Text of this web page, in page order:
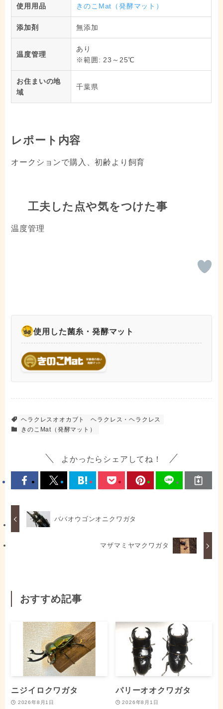
使用用品 きのこMat（発酵マット）
添加剤 無添加
温度管理
あり
※範囲: 23～25℃
お住まいの地
域
千葉県
レポート内容
オークションで購入、初齢より飼育
工夫した点や気をつけた事
温度管理
使用した菌糸・発酵マット
ヘラクレスオオカブト
ヘラクレス・ヘラクレス
きのこMat（発酵マット）
よかったらシェアしてね！
ババオウゴンオニクワガタ
マザマミヤマクワガタ
おすすめ記事
ニジイロクワガタ
2026年8月1日
パリーオオクワガタ
2026年8月1日